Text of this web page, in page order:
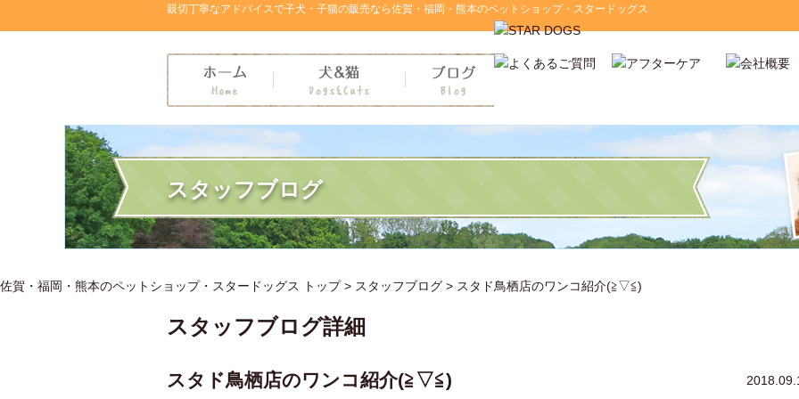
親切丁寧なアドバイスで子犬・子猫の販売なら佐賀・福岡・熊本のペットショップ・スタードッグス
スタッフブログ
佐賀・福岡・熊本のペットショップ・スタードッグス トップ > スタッフブログ > スタド鳥栖店のワンコ紹介(≧▽≦)
スタッフブログ詳細
スタド鳥栖店のワンコ紹介(≧▽≦)